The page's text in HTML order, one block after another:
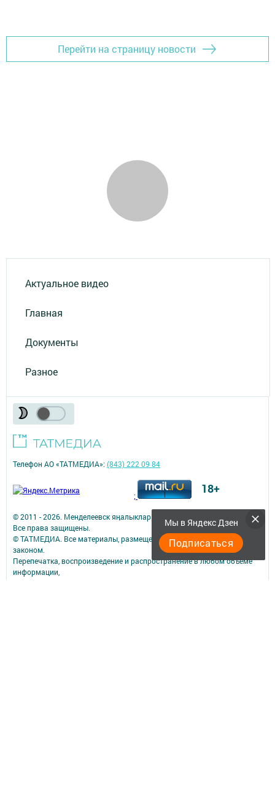
Перейти на страницу новости
Актуальное видео
Главная
Документы
Разное
Мы в Яндекс Дзен
Подписаться
© 2011 - 2026. Менделеевск яӊалыклары (Менделеевские новости).
Все права защищены.
© ТАТМЕДИА. Все материалы, размещенные на сайте, защищены
законом.
Перепечатка, воспроизведение и распространение в любом объеме
информации,
Телефон АО «ТАТМЕДИА»:(843) 222 09 84
; 18+